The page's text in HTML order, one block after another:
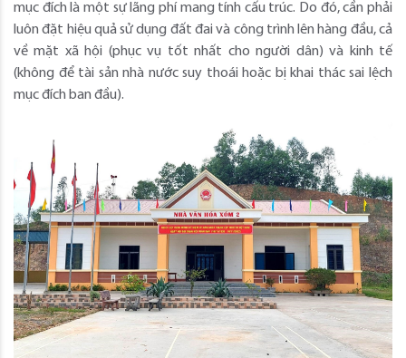
mục đích là một sự lãng phí mang tính cấu trúc. Do đó, cần phải
luôn đặt hiệu quả sử dụng đất đai và công trình lên hàng đầu, cả
về mặt xã hội (phục vụ tốt nhất cho người dân) và kinh tế
(không để tài sản nhà nước suy thoái hoặc bị khai thác sai lệch
mục đích ban đầu).